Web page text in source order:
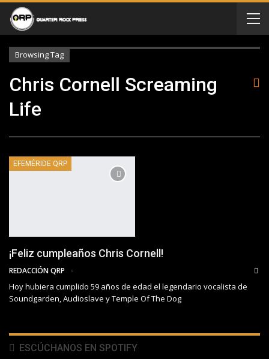
Browsing Tag
Chris Cornell Screaming
Life
EFEMÉRIDE QRP
¡Feliz cumpleaños Chris Cornell!
REDACCIÓN QRP
Hoy hubiera cumplido 59 años de edad el legendario vocalista de
Soundgarden, Audioslave y Temple Of The Dog
ESCÚCHANOS EN SPOTIFY